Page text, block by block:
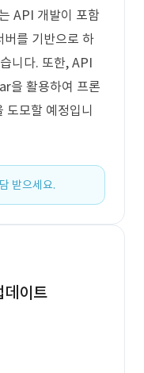
API 개발이 포함
를 기반으로 하
니다. 또한, API
을 활용하여 프론
도모할 예정입니
받으세요.
이트